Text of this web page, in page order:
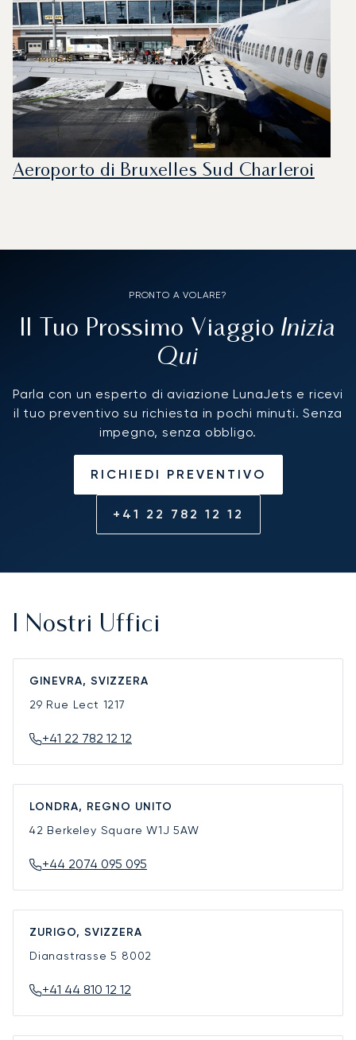
Aeroporto di Bruxelles Sud Charleroi
PRONTO A VOLARE?
Il Tuo Prossimo Viaggio Inizia
Qui
Parla con un esperto di aviazione LunaJets e ricevi
il tuo preventivo su richiesta in pochi minuti. Senza
impegno, senza obbligo.
RICHIEDI PREVENTIVO
+41 22 782 12 12
I Nostri Uffici
GINEVRA, SVIZZERA
29 Rue Lect 1217
+41 22 782 12 12
LONDRA, REGNO UNITO
42 Berkeley SquareW1J 5AW
+44 2074 095 095
ZURIGO, SVIZZERA
Dianastrasse 5 8002
+41 44 810 12 12